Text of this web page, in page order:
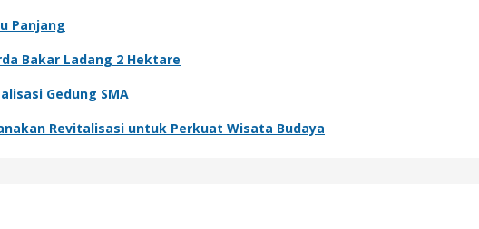
Panjang
Bakar Ladang 2 Hektare
Gedung SMA
Revitalisasi untuk Perkuat Wisata Budaya